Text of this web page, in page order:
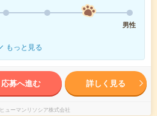
男性
もっと見る
応募へ進む 詳しく見る
ヒューマンリソシア株式会社